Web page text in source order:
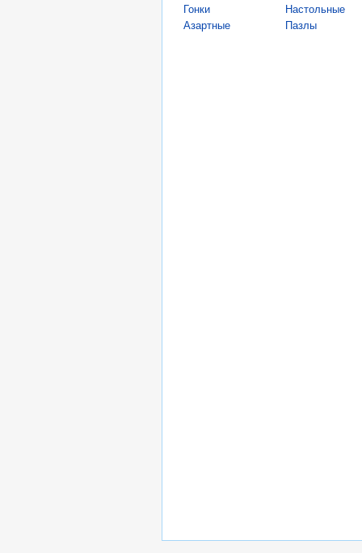
Гонки
Азартные
Настольные
Пазлы